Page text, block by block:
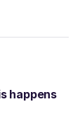
happens